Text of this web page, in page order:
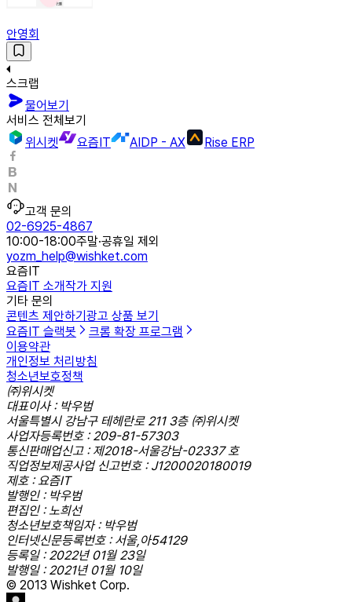
안영회
스크랩
물어보기
서비스 전체보기
위시켓
요즘IT AIDP - AX Rise ERP
고객 문의
02-6925-4867
10:00-18:00주말·공휴일 제외
yozm_help@wishket.com
요즘IT
요즘IT 소개작가 지원
기타 문의
콘텐츠 제안하기 광고 상품 보기
요즘IT 슬랙봇
크롬 확장 프로그램
이용약관
개인정보 처리방침
청소년보호정책
㈜위시켓
대표이사 : 박우범
서울특별시 강남구 테헤란로 211 3층 ㈜위시켓
사업자등록번호 : 209-81-57303
통신판매업신고 : 제2018-서울강남-02337 호
직업정보제공사업 신고번호 : J1200020180019
제호 : 요즘IT
발행인 : 박우범
편집인 : 노희선
청소년보호책임자 : 박우범
인터넷신문등록번호 : 서울,아54129
등록일 : 2022년 01월 23일
발행일 : 2021년 01월 10일
© 2013 Wishket Corp.